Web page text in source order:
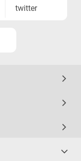
twitter